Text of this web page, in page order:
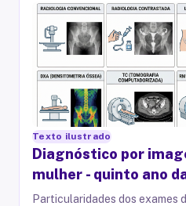
Texto ilustrado
Diagnóstico por
mulher - quinto ano
Particularidades dos exames